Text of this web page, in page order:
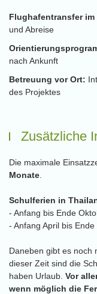
Flughafentransfer
und Abreise
nach Ankunft
Betreuung vor Ort:
des Projektes
Zusätzliche
Die maximale
Monate
Schulferien in
- Anfang bis Ende
- Anfang April bis Ende
Daneben gibt es noch
dieser Zeit sind die
haben Urlaub. Vor
wenn möglich die